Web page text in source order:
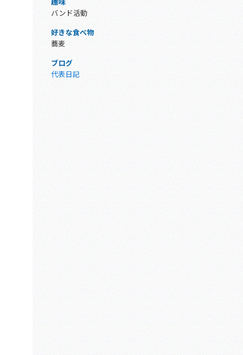
バンド活動
好きな食べ物
蕎麦
ブログ
代表日記